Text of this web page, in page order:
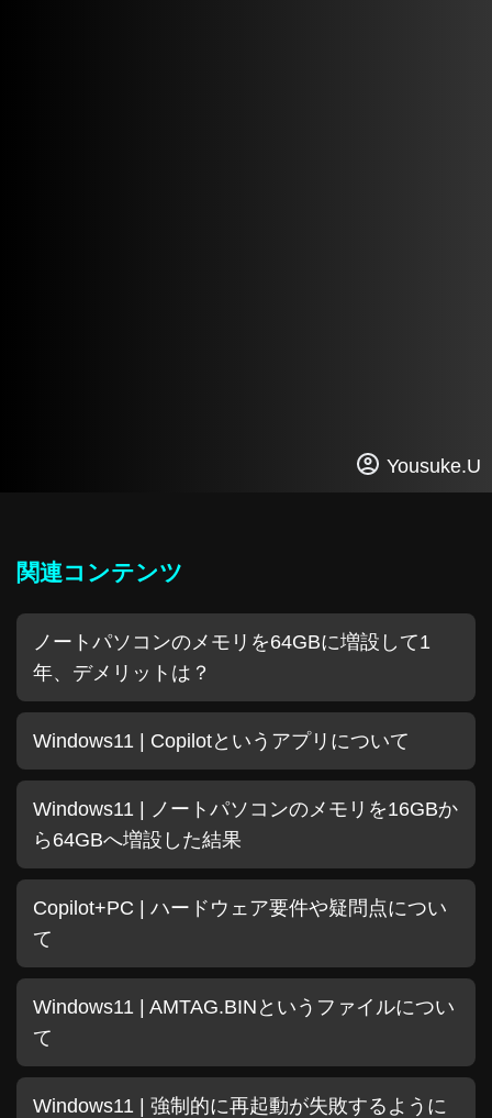
Yousuke.U
関連コンテンツ
ノートパソコンのメモリを64GBに増設して1
年、デメリットは？
Windows11 | Copilotというアプリについて
Windows11 | ノートパソコンのメモリを16GBか
ら64GBへ増設した結果
Copilot+PC | ハードウェア要件や疑問点につい
て
Windows11 | AMTAG.BINというファイルについ
て
Windows11 | 強制的に再起動が失敗するように